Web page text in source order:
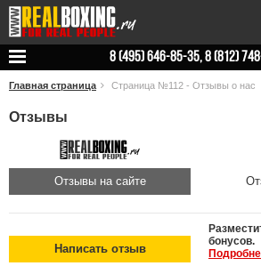
8 (495) 646-85-35, 8 (812)
78
Главная страница Страница №112 - Отзывы о нас
Отзывы
Отзывы на сайте
Написать отзыв
бонусов.